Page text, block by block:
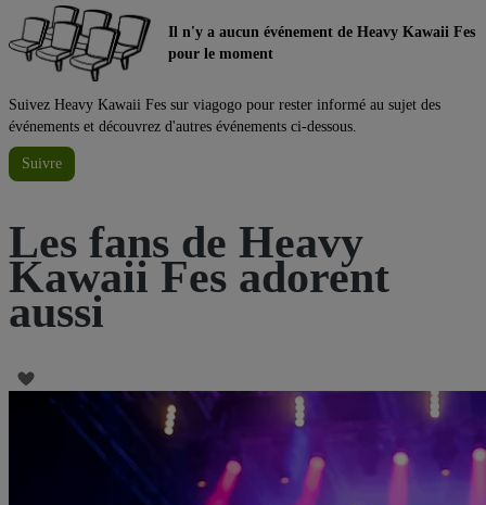
Il n'y a aucun événement de Heavy Kawaii Fes
pour le moment
Suivez Heavy Kawaii Fes sur viagogo pour rester informé au sujet des
événements et découvrez d'autres événements ci-dessous.
Suivre
Les fans de Heavy
Kawaii Fes adorent
aussi